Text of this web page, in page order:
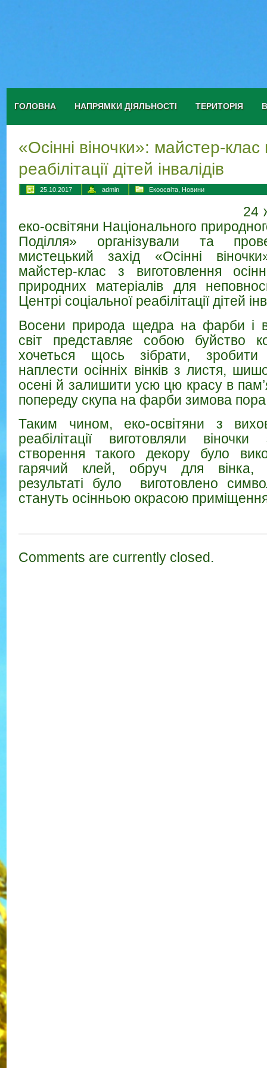
ГОЛОВНА НАПРЯМКИ ДІЯЛЬНОСТІ ТЕРИТОРІЯ
«Осінні віночки»: майстер-клас
реабілітації дітей інвалідів
25.10.2017 admin Екоосвіта Новини
24
еко-освітяни Національного
Поділля» організували та
мистецький захід «Осінні
майстер-клас з виготовлення
природних матеріалів для
Центрі соціальної реабілітації дітей
Восени природа щедра на фарби і
світ представляє собою буйство
хочеться щось зібрати,
наплести осінніх вінків з листя,
осені й залишити усю цю красу в
попереду скупа на фарби зимова
Таким чином, еко-освітяни з
реабілітації виготовляли
створення такого декору було
гарячий клей, обруч для вінка,
результаті було виготовлено
стануть осінньою окрасою
Comments are currently closed.